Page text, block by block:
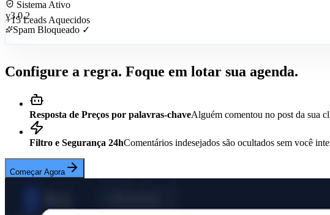
Sistema Ativo
v3.0.2
+15 Leads Aquecidos
Configure a regra. Foque em lotar sua agenda.
Resposta de Preços por palavras-chaveAlguém comentou no post da sua
Filtro e Segurança 24hComentários indesejados são ocultados sem você
Começar Agora